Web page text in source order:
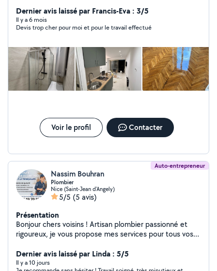
habitat avec des finitions soignées, en respectant vos
délais et votre budget. Grâce à ma polyvalence, vous
n'avez qu'un seul interlocuteur pour l'ensemble de vos
enduits, mise en peinture. Sols & Murs : Pose de
carrelage (tous formats) et de parquet flottant ou collé.
Plomberie : Rénovation de salle de bain, cuisine,
raccordements et dépannages. Aménagement : Travaux
de rénovation globale. Travail propre et outillage
À bientôt, MC 06 RENOVATION
Dernier avis laissé par Francis-Eva : 3/5
Il y a 6 mois
Devis trop cher pour moi et pour le travail effectué
Voir le profil Contacter
Auto-entrepreneur
Nassim Bouhran
Plombier
Nice (Saint-Jean d'Angely)
5/5 (5 avis)
Présentation
Bonjour chers voisins ! Artisan plombier passionné et
rigoureux, je vous propose mes services pour tous vos
travail propre, rapide et au juste prix. Mes services :
Dépannage 7j/7 : Recherche de fuites, débouchage de
Dernier avis laissé par Linda : 5/5
Il y a 10 jours